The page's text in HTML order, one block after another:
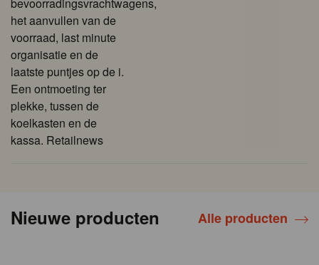
het aanvullen van de
voorraad, last minute
organisatie en de
laatste puntjes op de i.
Een ontmoeting ter
plekke, tussen de
koelkasten en de
kassa. Retailnews
Nieuwe producten Alle producten